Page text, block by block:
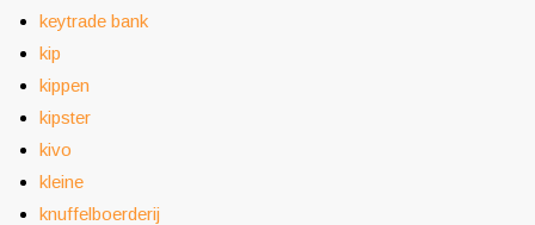
keytrade bank
kip
kippen
kipster
kivo
kleine
knuffelboerderij